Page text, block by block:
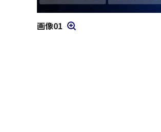
画像01